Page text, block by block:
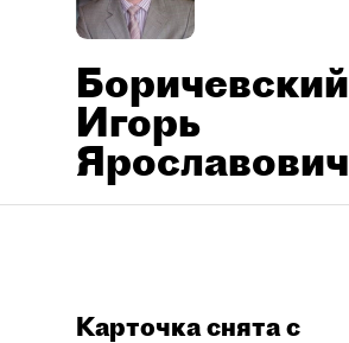
Боричевский
Игорь
Ярославович
Карточка снята с